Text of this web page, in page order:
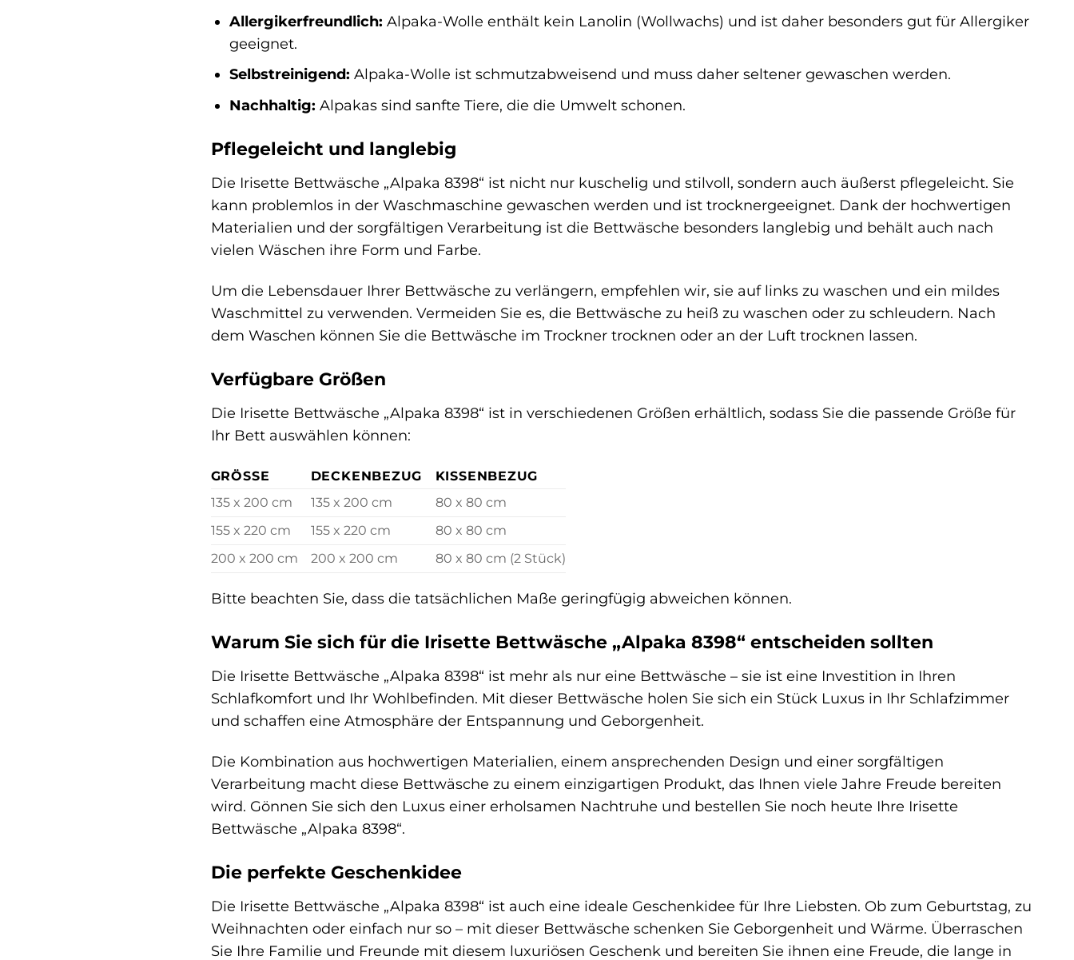
Allergikerfreundlich: Alpaka-Wolle enthält kein Lanolin (Wollwachs) und ist daher besonders gut für Allergiker
geeignet.
Selbstreinigend: Alpaka-Wolle ist schmutzabweisend und muss daher seltener gewaschen werden.
Nachhaltig: Alpakas sind sanfte Tiere, die die Umwelt schonen.
Pflegeleicht und langlebig
Die Irisette Bettwäsche „Alpaka 8398“ ist nicht nur kuschelig und stilvoll, sondern auch äußerst pflegeleicht. Sie
kann problemlos in der Waschmaschine gewaschen werden und ist trocknergeeignet. Dank der hochwertigen
Materialien und der sorgfältigen Verarbeitung ist die Bettwäsche besonders langlebig und behält auch nach
vielen Wäschen ihre Form und Farbe.
Um die Lebensdauer Ihrer Bettwäsche zu verlängern, empfehlen wir, sie auf links zu waschen und ein mildes
Waschmittel zu verwenden. Vermeiden Sie es, die Bettwäsche zu heiß zu waschen oder zu schleudern. Nach
dem Waschen können Sie die Bettwäsche im Trockner trocknen oder an der Luft trocknen lassen.
Verfügbare Größen
Die Irisette Bettwäsche „Alpaka 8398“ ist in verschiedenen Größen erhältlich, sodass Sie die passende Größe für
Ihr Bett auswählen können:
GRÖSSE DECKENBEZUG
KISSENBEZUG
135 x 200 cm
135 x 200 cm
80 x 80 cm
155 x 220 cm
155 x 220 cm
80 x 80 cm
200 x 200 cm
200 x 200 cm 80 x 80 cm (2 Stück)
Bitte beachten Sie, dass die tatsächlichen Maße geringfügig abweichen können.
Warum Sie sich für die Irisette Bettwäsche „Alpaka 8398“ entscheiden sollten
Die Irisette Bettwäsche „Alpaka 8398“ ist mehr als nur eine Bettwäsche – sie ist eine Investition in Ihren
Schlafkomfort und Ihr Wohlbefinden. Mit dieser Bettwäsche holen Sie sich ein Stück Luxus in Ihr Schlafzimmer
und schaffen eine Atmosphäre der Entspannung und Geborgenheit.
Die Kombination aus hochwertigen Materialien, einem ansprechenden Design und einer sorgfältigen
Verarbeitung macht diese Bettwäsche zu einem einzigartigen Produkt, das Ihnen viele Jahre Freude bereiten
wird. Gönnen Sie sich den Luxus einer erholsamen Nachtruhe und bestellen Sie noch heute Ihre Irisette
Bettwäsche „Alpaka 8398“.
Die perfekte Geschenkidee
Die Irisette Bettwäsche „Alpaka 8398“ ist auch eine ideale Geschenkidee für Ihre Liebsten. Ob zum Geburtstag, zu
Weihnachten oder einfach nur so – mit dieser Bettwäsche schenken Sie Geborgenheit und Wärme. Überraschen
Sie Ihre Familie und Freunde mit diesem luxuriösen Geschenk und bereiten Sie ihnen eine Freude, die lange in